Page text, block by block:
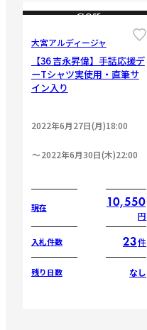
CLOSE
大宮アルディージャ
【36 吉永昇偉】手話応援デ
ーTシャツ実使用・直筆サ
イン入り
2022年6月27日(月)18:00
2022年6月30日(木)22:00
現在 10,550
円
入札件数 23件
残り日数 なし